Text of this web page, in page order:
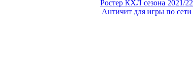
Ростер КХЛ сезона 2021/22
Античит для игры по сети